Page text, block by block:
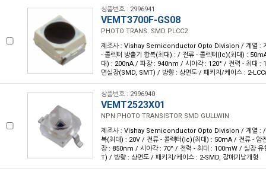
상품번호 : 2996941
VEMT3700F-GS08
PHOTO TRANS. SMD PLCC2
제조사 : Vishay Semiconductor Opto Division / 계열 :
- 콜렉터 방출기 항복(최대) : / 전류 - 콜렉터(Ic)(최대) :
대) : 200nA / 파장 : 940nm / 시야각 : 120° / 전력 - 최대 :
면실장(SMD, SMT) / 방향 : 상면도 / 패키지/케이스 : 2-
상품번호 : 2996940
VEMT2523X01
NPN PHOTO TRANSISTOR SMD GULLWIN
제조사 : Vishay Semiconductor Opto Division / 계열 : /
복(최대) : 20V / 전류 - 콜렉터(Ic)(최대) : 50mA / 전류 - 암
장 : 850nm / 시야각 : 70° / 전력 - 최대 : 100mW / 실장 유
T) / 방향 : 상면도 / 패키지/케이스 : 2-SMD, 갈매기날개형